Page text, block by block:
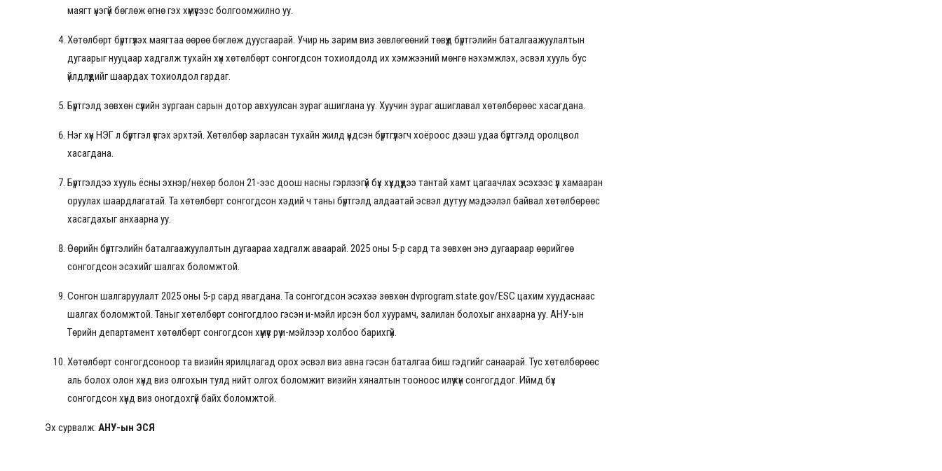
маягт үнэгүй бөглөж өгнө гэх хүмүүсээс болгоомжилно уу.
Хөтөлбөрт бүртгүүлэх маягтаа өөрөө бөглөж дуусгаарай. Учир нь зарим виз зөвлөгөөний төвүүд бүртгэлийн баталгаажуулалтын
дугаарыг нууцаар хадгалж тухайн хүн хөтөлбөрт сонгогдсон тохиолдолд их хэмжээний мөнгө нэхэмжлэх, эсвэл хууль бус
үйлдлүүдийг шаардах тохиолдол гардаг.
Бүртгэлд зөвхөн сүүлийн зургаан сарын дотор авхуулсан зураг ашиглана уу. Хуучин зураг ашиглавал хөтөлбөрөөс хасагдана.
Нэг хүн НЭГ л бүртгэл үүсгэх эрхтэй. Хөтөлбөр зарласан тухайн жилд үндсэн бүртгүүлэгч хоёроос дээш удаа бүртгэлд оролцвол
хасагдана.
Бүртгэлдээ хууль ёсны эхнэр/нөхөр болон 21-ээс доош насны гэрлээгүй бүх хүүхдүүдээ тантай хамт цагаачлах эсэхээс үл хамааран
оруулах шаардлагатай. Та хөтөлбөрт сонгогдсон хэдий ч таны бүртгэлд алдаатай эсвэл дутуу мэдээлэл байвал хөтөлбөрөөс
хасагдахыг анхаарна уу.
Өөрийн бүртгэлийн баталгаажуулалтын дугаараа хадгалж аваарай. 2025 оны 5-р сард та зөвхөн энэ дугаараар өөрийгөө
сонгогдсон эсэхийг шалгах боломжтой.
Сонгон шалгаруулалт 2025 оны 5-р сард явагдана. Та сонгогдсон эсэхээ зөвхөн dvprogram.state.gov/ESC цахим хуудаснаас
шалгах боломжтой. Таныг хөтөлбөрт сонгогдлоо гэсэн и-мэйл ирсэн бол хуурамч, залилан болохыг анхаарна уу. АНУ-ын
Төрийн департамент хөтөлбөрт сонгогдсон хүмүүс рүү и-мэйлээр холбоо барихгүй.
Хөтөлбөрт сонгогдсоноор та визийн ярилцлагад орох эсвэл виз авна гэсэн баталгаа биш гэдгийг санаарай. Тус хөтөлбөрөөс
аль болох олон хүнд виз олгохын тулд нийт олгох боломжит визийн хяналтын тооноос илүү хүн сонгогддог. Иймд бүх
сонгогдсон хүнд виз оногдохгүй байх боломжтой.
Эх сурвалж: АНУ-ын ЭСЯ